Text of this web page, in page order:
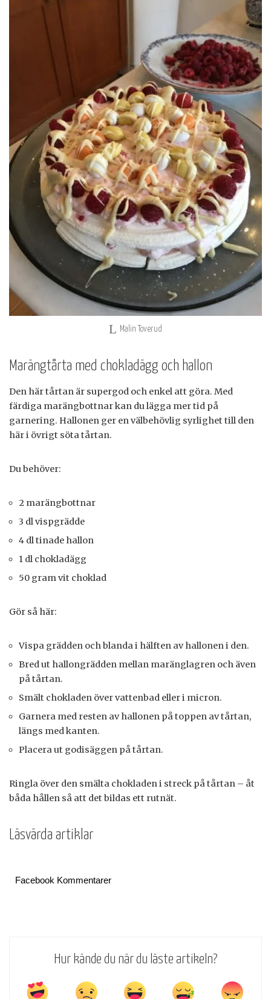
Malin Toverud
Marängtårta med chokladägg och hallon
Den här tårtan är supergod och enkel att göra. Med
färdiga marängbottnar kan du lägga mer tid på
garnering. Hallonen ger en välbehövlig syrlighet till den
här i övrigt söta tårtan.
Du behöver:
2 marängbottnar
3 dl vispgrädde
4 dl tinade hallon
1 dl chokladägg
50 gram vit choklad
Gör så här:
Vispa grädden och blanda i hälften av hallonen i den.
Bred ut hallongrädden mellan maränglagren och även
på tårtan.
Smält chokladen över vattenbad eller i micron.
Garnera med resten av hallonen på toppen av tårtan,
längs med kanten.
Placera ut godisäggen på tårtan.
Ringla över den smälta chokladen i streck på tårtan – åt
båda hållen så att det bildas ett rutnät.
Läsvärda artiklar
Facebook Kommentarer
Hur kände du när du läste artikeln?